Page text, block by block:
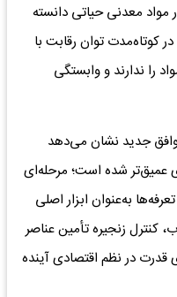
مواد معدنی حیاتی دانسته
کوتاه‌مدت توان رقابت با
را ندارند و وابستگی
جدید نشان می‌دهد
عمیق‌تر شده است؛ مرحله‌ای
به‌عنوان ابزار اصلی
کنترل زنجیره تأمین عناصر
قدرت در نظم اقتصادی آینده